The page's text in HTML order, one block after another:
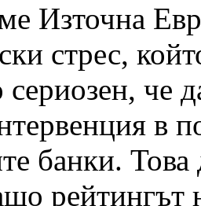
Източна
стрес,
сериозен, че
в
банки.
рейтингът